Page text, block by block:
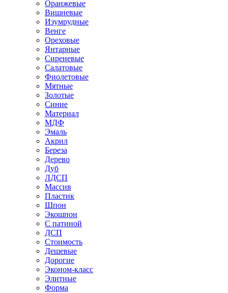
Оранжевые
Вишневые
Изумрудные
Венге
Ореховые
Янтарные
Сиреневые
Салатовые
Фиолетовые
Мятные
Золотые
Синие
Материал
МДФ
Эмаль
Акрил
Береза
Дерево
Дуб
ЛДСП
Массив
Пластик
Шпон
Экошпон
С патиной
ДСП
Стоимость
Дешевые
Дорогие
Эконом-класс
Элитные
Форма